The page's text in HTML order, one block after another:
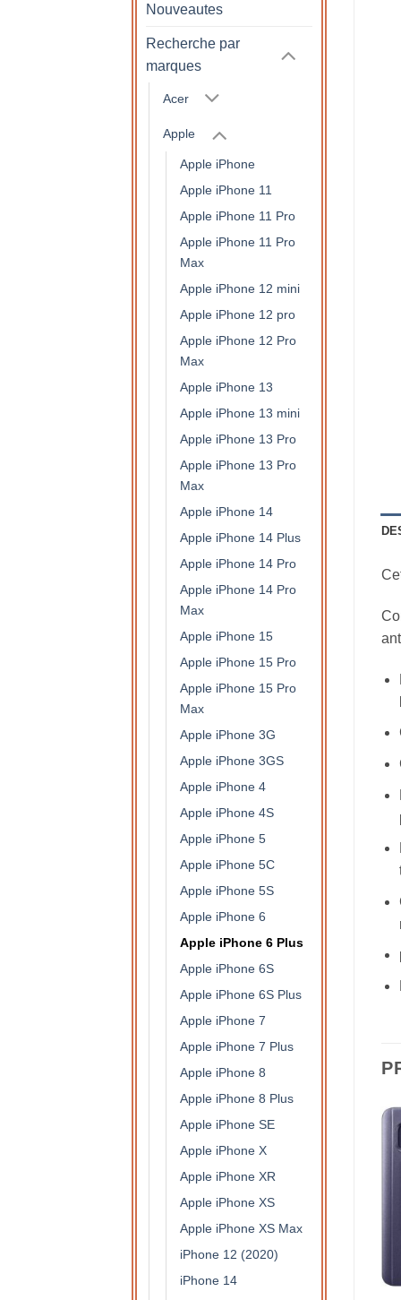
Nouveautes
Recherche par
marques
Acer
Apple
Apple iPhone
Apple iPhone 11
Apple iPhone 11 Pro
Apple iPhone 11 Pro
Max
Apple iPhone 12 mini
Apple iPhone 12 pro
Apple iPhone 12 Pro
Max
Apple iPhone 13
Apple iPhone 13 mini
Apple iPhone 13 Pro
Apple iPhone 13 Pro
Max
Apple iPhone 14
Apple iPhone 14 Plus
Apple iPhone 14 Pro
Apple iPhone 14 Pro
Max
Apple iPhone 15
Apple iPhone 15 Pro
Apple iPhone 15 Pro
Max
Apple iPhone 3G
Apple iPhone 3GS
Apple iPhone 4
Apple iPhone 4S
Apple iPhone 5
Apple iPhone 5C
Apple iPhone 5S
Apple iPhone 6
Apple iPhone 6 Plus
Apple iPhone 6S
Apple iPhone 6S Plus
Apple iPhone 7
Apple iPhone 7 Plus
Apple iPhone 8
Apple iPhone 8 Plus
Apple iPhone SE
Apple iPhone X
Apple iPhone XR
Apple iPhone XS
Apple iPhone XS Max
iPhone 12 (2020)
iPhone 14